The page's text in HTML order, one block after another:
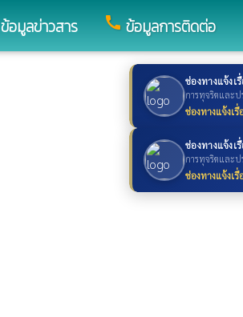
ช่องทางแจ้งเ
การทุจริตและ
ช่องทางแจ้งเ
ช่องทางแจ้งเ
การทุจริตและ
ช่องทางแจ้งเ
ข้อมูลข่าวสาร call ข้อมูลการติดต่อ